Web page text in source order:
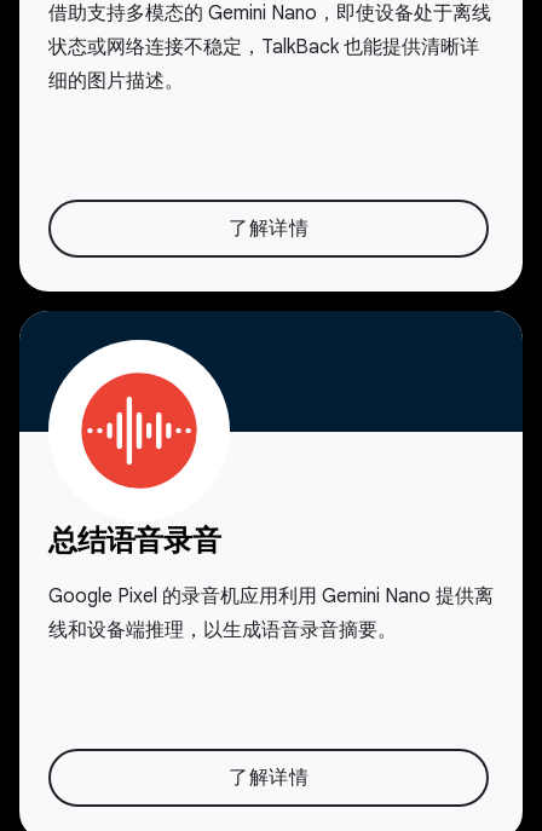
借助支持多模态的 Gemini Nano，即使设备处于离线
状态或网络连接不稳定，TalkBack 也能提供清晰详
细的图片描述。
了解详情
总结语音录音
Google Pixel 的录音机应用利用 Gemini Nano 提供离
线和设备端推理，以生成语音录音摘要。
了解详情